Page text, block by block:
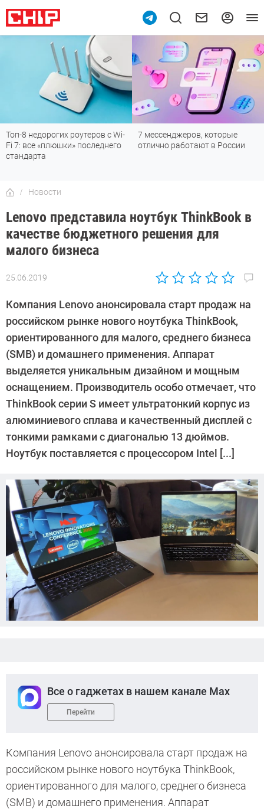
Топ-8 недорогих роутеров с Wi-
Fi 7: все «плюшки» последнего
стандарта
7 мессенджеров, которые
отлично работают в России
Новости
Lenovo представила ноутбук ThinkBook в
качестве бюджетного решения для
малого бизнеса
25.06.2019
Автор:
Киреев
Компания Lenovo анонсировала старт продаж на
российском рынке нового ноутбука ThinkBook,
ориентированного для малого, среднего бизнеса
(SMB) и домашнего применения. Аппарат
выделяется уникальным дизайном и мощным
оснащением. Производитель особо отмечает, что
ThinkBook серии S имеет ультратонкий корпус из
алюминиевого сплава и качественный дисплей с
тонкими рамками с диагональю 13 дюймов.
Ноутбук поставляется с процессором Intel [...]
Все о гаджетах в нашем канале Max
Перейти
Компания Lenovo анонсировала старт продаж на
российском рынке нового ноутбука ThinkBook,
ориентированного для малого, среднего бизнеса
(SMB) и домашнего применения. Аппарат